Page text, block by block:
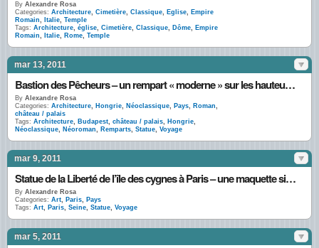
By Alexandre Rosa
Categories: Architecture, Cimetière, Classique, Eglise, Empire
Romain, Italie, Temple
Tags: Architecture, église, Cimetière, Classique, Dôme, Empire
Romain, Italie, Rome, Temple
mar 13, 2011
Bastion des Pêcheurs – un rempart « moderne » sur les hauteurs de Budapest
By Alexandre Rosa
Categories: Architecture, Hongrie, Néoclassique, Pays, Roman,
château / palais
Tags: Architecture, Budapest, château / palais, Hongrie,
Néoclassique, Néoroman, Remparts, Statue, Voyage
mar 9, 2011
Statue de la Liberté de l’île des cygnes à Paris – une maquette signée Bartholdi
By Alexandre Rosa
Categories: Art, Paris, Pays
Tags: Art, Paris, Seine, Statue, Voyage
mar 5, 2011